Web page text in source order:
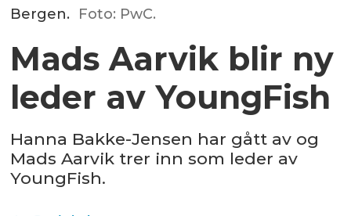
Bergen. Foto: PwC.
Mads Aarvik blir ny
leder av YoungFish
Hanna Bakke-Jensen har gått av og
Mads Aarvik trer inn som leder av
YoungFish.